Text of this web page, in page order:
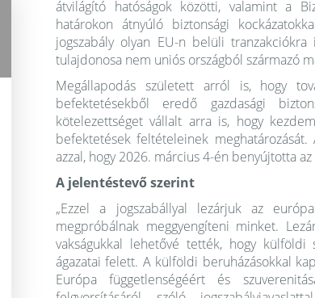
átvilágító hatóságok közötti, valamint a
határokon átnyúló biztonsági
jogszabály olyan EU-n belüli
tulajdonosa nem uniós országból származó
Megállapodás született arról is, hogy
befektetésekből eredő gazdasági
kötelezettséget vállalt arra is, hogy
befektetések feltételeinek
azzal, hogy 2026. március 4-én benyújtotta
A jelentéstevő szerint
„Ezzel a jogszabállyal lezárjuk az
megpróbálnak meggyengíteni minket.
vakságukkal lehetővé tették, hogy külföldi
ágazatai felett. A külföldi beruházásokkal
Európa függetlenségéért és